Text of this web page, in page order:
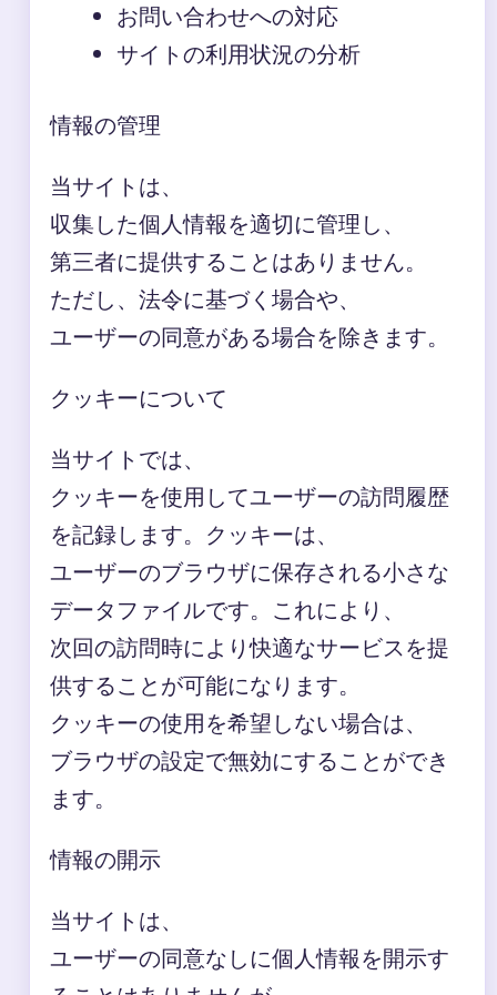
お問い合わせへの対応
サイトの利用状況の分析
情報の管理
当サイトは、
収集した個人情報を適切に管理し、
第三者に提供することはありません。
ただし、法令に基づく場合や、
ユーザーの同意がある場合を除きます。
クッキーについて
当サイトでは、
クッキーを使用してユーザーの訪問履歴
を記録します。クッキーは、
ユーザーのブラウザに保存される小さな
データファイルです。これにより、
次回の訪問時により快適なサービスを提
供することが可能になります。
クッキーの使用を希望しない場合は、
ブラウザの設定で無効にすることができ
ます。
情報の開示
当サイトは、
ユーザーの同意なしに個人情報を開示す